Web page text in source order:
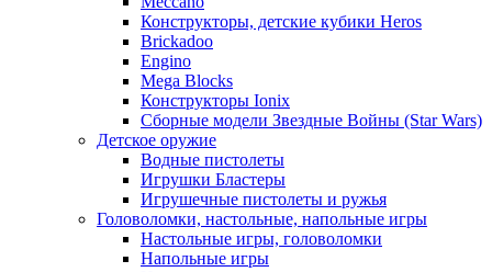
Конструкторы, детские кубики Heros
Brickadoo
Engino
Mega Blocks
Конструкторы Ionix
Сборные модели Звездные Войны (Star Wars)
Детское оружие
Водные пистолеты
Игрушки Бластеры
Игрушечные пистолеты и ружья
Головоломки, настольные, напольные игры
Настольные игры, головоломки
Напольные игры